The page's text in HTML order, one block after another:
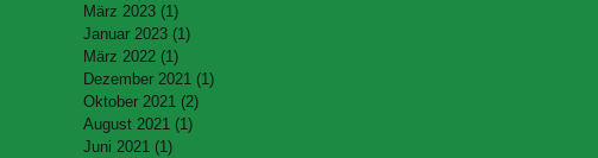
März 2023 (1)
Januar 2023 (1)
März 2022 (1)
Dezember 2021 (1)
Oktober 2021 (2)
August 2021 (1)
Juni 2021 (1)